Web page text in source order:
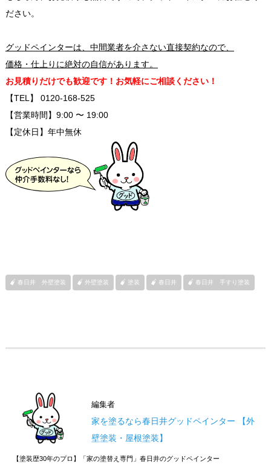
ださい。
グッドペインターは、中間業者を介さない直接契約なので、
価格・仕上りに絶対の自信があります。
お見積りだけでも歓迎です！お気軽にご相談ください！
【TEL】 0120-168-525
【営業時間】9:00 〜 19:00
【定休日】年中無休
春日井 外壁塗装 外壁塗装 塗装 春日井 春日井 手すり塗装
編集者
家を塗るなら春日井グッドペインター 【外
壁塗装・屋根塗装】
【塗装歴30年のプロ】「家の塗替え専門」春日井のグッドペインター